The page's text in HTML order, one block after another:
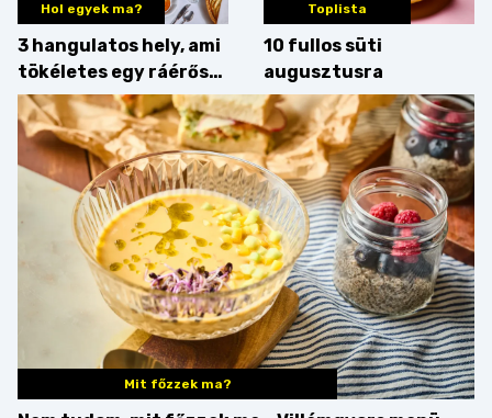
Hol egyek ma?
3 hangulatos hely, ami
tökéletes egy ráérős
hétvégi ebédhez
Toplista
10 fullos süti
augusztusra
Mit főzzek ma?